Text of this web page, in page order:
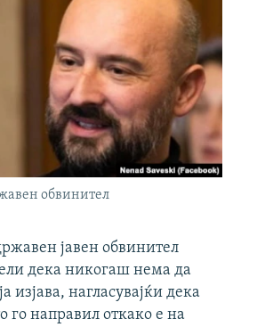
обвинител
јавен обвинител
дека никогаш нема да
изјава, нагласувајќи дека
го направил откако е на